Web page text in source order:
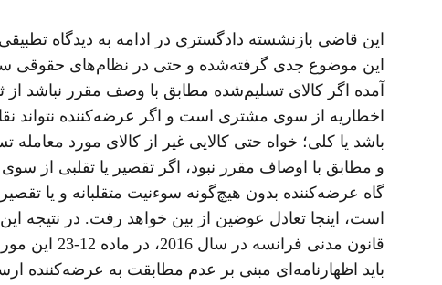
این قاضی بازنشسته دادگستری در ادامه به دیدگاه
آمده اگر کالای تسلیم‌شده مطابق با وصف مقرر
اخطاریه از سوی مشتری است و اگر عرضه‌کننده نتواند
باشد یا کلی؛ خواه حتی کالایی غیر از کالای مورد
و مطابق با اوصاف مقرر نبود، اگر تقصیر یا تقلبی از
گاه عرضه‌کننده بدون هیچ‌گونه سوءنیت متقلبانه و یا
است، اینجا تعادل عوضین از بین خواهد رفت. در نتیجه
قانون
باید اظهارنامه‌ای مبنی بر عدم مطابقت به عرضه‌کننده